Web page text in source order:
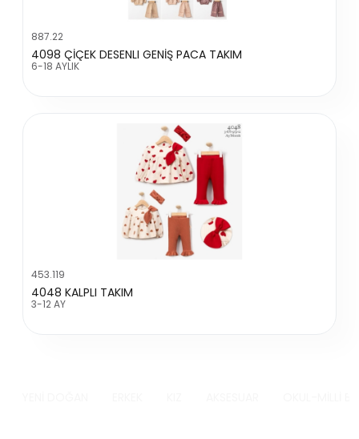
887.22
4098 ÇİÇEK DESENLI GENİŞ PACA TAKIM
6-18 AYLIK
453.119
4048 KALPLI TAKIM
3-12 AY